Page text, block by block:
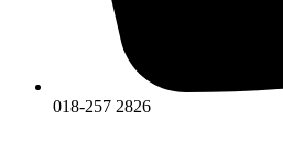
018-257 2826